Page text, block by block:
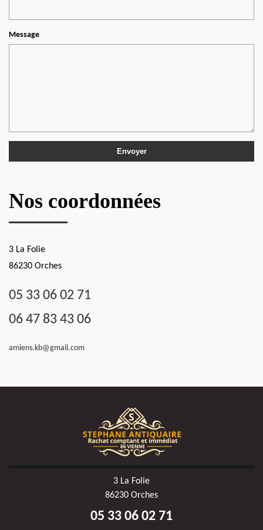
Message
Nos coordonnées
3 La Folie
86230 Orches
05 33 06 02 71
06 47 83 43 06
amiens.kb@gmail.com
3 La Folie
86230 Orches
05 33 06 02 71